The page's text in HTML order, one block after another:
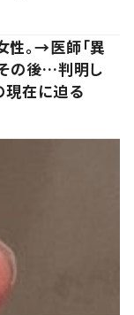
。→医師「異
の後…判明し
現在に迫る